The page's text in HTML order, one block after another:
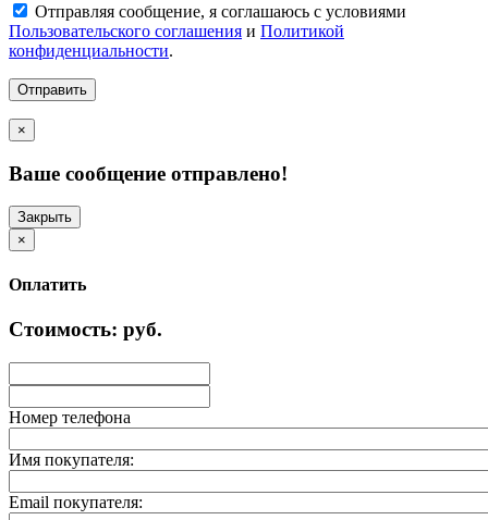
Отправляя сообщение, я соглашаюсь с условиями
Пользовательского соглашения и Политикой
конфиденциальности.
×
Ваше сообщение отправлено!
Закрыть
×
Оплатить
Стоимость: руб.
Номер телефона
Имя покупателя:
Email покупателя: